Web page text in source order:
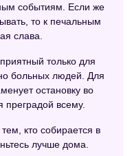
событиям. Если же
то к печальным
слава.
только для
больных людей. Для
остановку во
преградой всему.
кто собирается в
лучше дома.